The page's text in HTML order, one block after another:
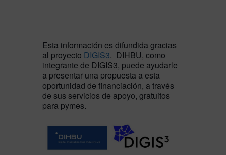
Esta información es difundida gracias
al proyecto DIGIS3. DIHBU, como
integrante de DIGIS3, puede ayudarle
a presentar una propuesta a esta
oportunidad de financiación, a través
de sus servicios de apoyo, gratuitos
para pymes.